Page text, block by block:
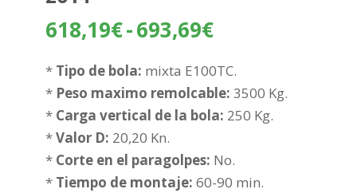
618,19€-693,69€Rango
precios:
desde
618,19€
693,69€
* Tipo de bola: mixta E100TC.
* Peso maximo remolcable: 3500 Kg.
* Carga vertical de la bola: 250 Kg.
*Valor D: 20,20 Kn.
* Corte en el paragolpes: No.
* Tiempo de montaje: 60-90 min.